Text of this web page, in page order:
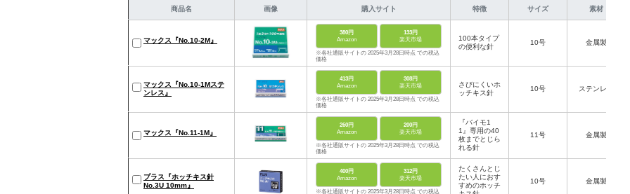
商品名 画像 購入サイト 特徴 サイズ 素材
マックス『No.10-2M』
380円
Amazon
133円
楽天市場
※各社通販サイトの 2025年3月28日時点 での税込
価格
100本タイプ
の便利な針
10号 金属製
マックス『No.10-1Mステ
ンレス』
413円
Amazon
308円
楽天市場
※各社通販サイトの 2025年3月28日時点 での税込
価格
さびにくいホ
ッチキス針
10号 ステンレス
マックス『No.11-1M』
260円
Amazon
200円
楽天市場
※各社通販サイトの 2025年3月28日時点 での税込
価格
『バイモ1
1』専用の40
枚までとじら
れる針
11号 金属製
プラス『ホッチキス針
No.3U 10mm』
400円
Amazon
312円
楽天市場
※各社通販サイトの 2025年3月28日時点 での税込
たくさんとじ
たい人におす
すめのホッチ
10号 金属製